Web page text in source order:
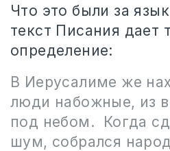
Что это были за
текст Писания дает
определение:
В Иерусалиме же
люди набожные, из
под небом. Когда
шум, собрался